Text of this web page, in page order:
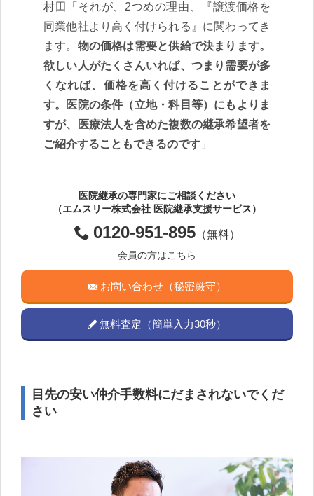
村田「それが、2つめの理由、『譲渡価格を
同業他社より高く付けられる』に関わってき
ます。 物の価格は需要と供給で決まります。
欲しい人がたくさんいれば、つまり需要が多
くなれば、価格を高く付けることができま
す。医院の条件（立地・科目等）にもよりま
すが、医療法人を含めた複数の継承希望者を
ご紹介することもできるのです 」
医院継承の専門家にご相談ください
（エムスリー株式会社 医院継承支援サービス）
0120-951-895（無料）
会員の方はこちら
お問い合わせ（秘密厳守）
無料査定（簡単入力30秒）
目先の安い仲介手数料にだまされないでくだ
さい